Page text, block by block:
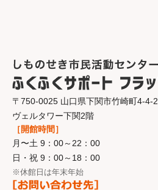
〒750-0025 山口県下関市竹崎町4-4-2
ヴェルタワー下関2階
［開館時間］
月〜土 9：00～22：00
日・祝 9：00～18：00
※休館日は年末年始